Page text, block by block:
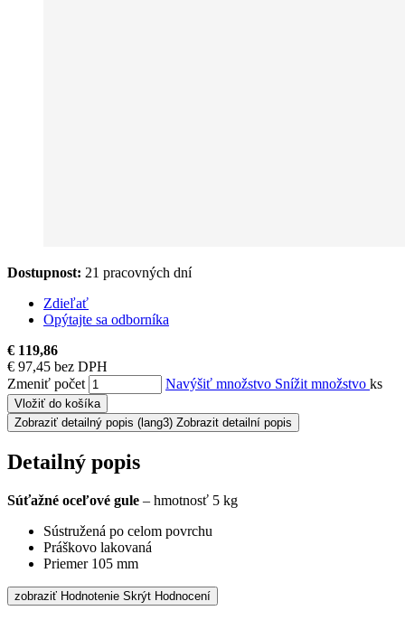
Dostupnost: 21 pracovných dní
Zdieľať
Opýtajte sa odborníka
€ 119,86
€ 97,45 bez DPH
Zmeniť počet
Navýšiť množstvo Snížit množstvo ks
Vložiť do košíka
Zobraziť detailný popis (lang3) Zobrazit detailní popis
Detailný popis
Súťažné oceľové gule – hmotnosť 5 kg
Sústružená po celom povrchu
Práškovo lakovaná
Priemer 105 mm
zobraziť Hodnotenie Skrýt Hodnocení